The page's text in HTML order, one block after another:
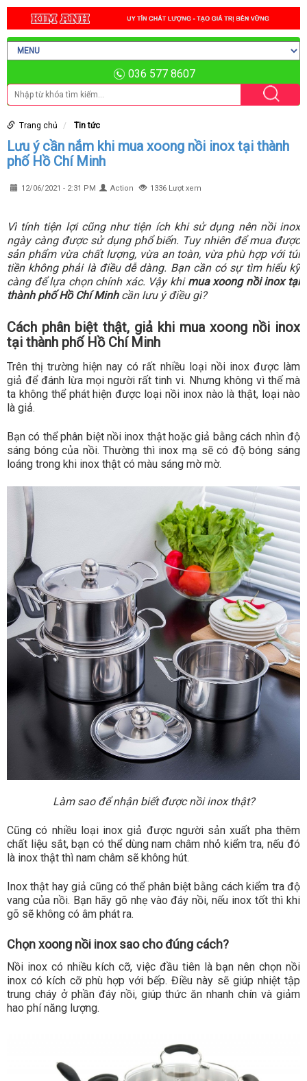
036 577 8607
Trang chủ Tin tức
Lưu ý cần nắm khi mua xoong nồi inox tại thành
phố Hồ Chí Minh
12/06/2021 - 2:31 PM Action 1336 Lượt xem
Vì tính tiện lợi cũng như tiện ích khi sử dụng nên nồi inox
ngày càng được sử dụng phổ biến. Tuy nhiên để mua được
sản phẩm vừa chất lượng, vừa an toàn, vừa phù hợp với túi
tiền không phải là điều dễ dàng. Bạn cần có sự tìm hiểu kỹ
càng để lựa chọn chính xác. Vậy khi mua xoong nồi inox tại
thành phố Hồ Chí Minhcần lưu ý điều gì?
Cách phân biệt thật, giả khi mua xoong nồi inox
tại thành phố Hồ Chí Minh
Trên thị trường hiện nay có rất nhiều loại nồi inox được làm
giả để đánh lừa mọi người rất tinh vi. Nhưng không vì thế mà
ta không thể phát hiện được loại nồi inox nào là thật, loại nào
là giả.
Bạn có thể phân biệt nồi inox thật hoặc giả bằng cách nhìn độ
sáng bóng của nồi. Thường thì inox mạ sẽ có độ bóng sáng
loáng trong khi inox thật có màu sáng mờ mờ.
Làm sao để nhận biết được nồi inox thật?
Cũng có nhiều loại inox giả được người sản xuất pha thêm
chất liệu sắt, bạn có thể dùng nam châm nhỏ kiểm tra, nếu đó
là inox thật thì nam châm sẽ không hút.
Inox thật hay giả cũng có thể phân biệt bằng cách kiểm tra độ
vang của nồi. Bạn hãy gõ nhẹ vào đáy nồi, nếu inox tốt thì khi
gõ sẽ không có âm phát ra.
Chọn xoong nồi inox sao cho đúng cách?
Nồi inox có nhiều kích cỡ, việc đầu tiên là bạn nên chọn nồi
inox có kích cỡ phù hợp với bếp. Điều này sẽ giúp nhiệt tập
trung cháy ở phần đáy nồi, giúp thức ăn nhanh chín và giảm
hao phí năng lượng.